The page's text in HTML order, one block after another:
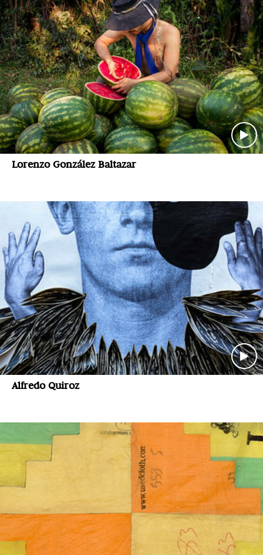
Lorenzo González Baltazar
Alfredo Quiroz